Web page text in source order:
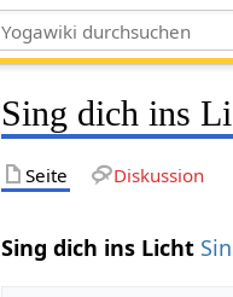
Sing dich ins
Seite Diskussion
Sing dich ins Licht